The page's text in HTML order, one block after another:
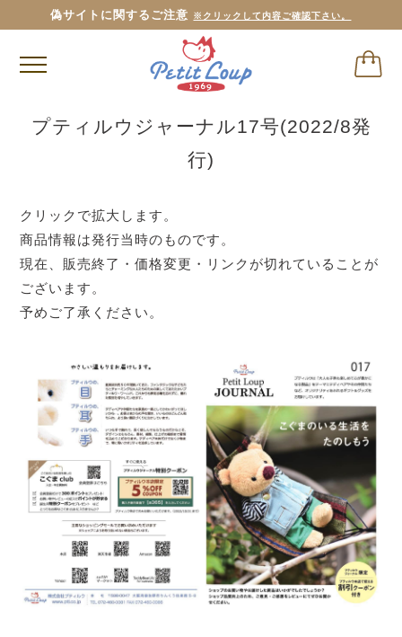
偽サイトに関するご注意 ※クリックして内容ご確認下さい。
プティルウジャーナル17号(2022/8発
行)
クリックで拡大します。
商品情報は発行当時のものです。
現在、販売終了・価格変更・リンクが切れていることが
ございます。
予めご了承ください。